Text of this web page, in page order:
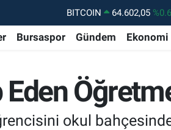
DOLAR 47,5986
EURO
55,0700 %0.1
GRAM ALTIN
6518.23
BİST100
13.768
Bursaspor Gündem Ekonomi
okul